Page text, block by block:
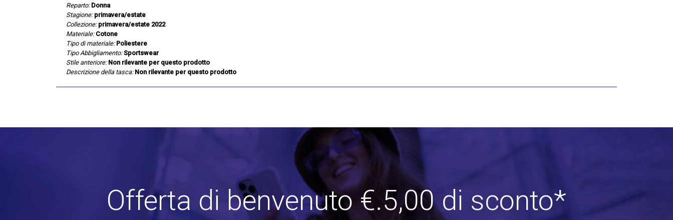
Reparto: Donna
Stagione: primavera/estate
Collezione: primavera/estate 2022
Materiale: Cotone
Tipo di materiale: Poliestere
Tipo Abbigliamento: Sportswear
Stile anteriore: Non rilevante per questo prodotto
Descrizione della tasca: Non rilevante per questo prodotto
Offerta di benvenuto €.5,00 di sconto*